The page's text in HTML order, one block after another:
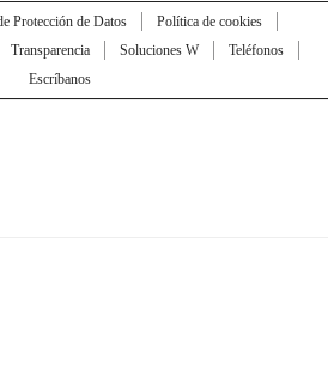
Protección de Datos
Política de cookies
Transparencia Soluciones W
Teléfonos
Escríbanos